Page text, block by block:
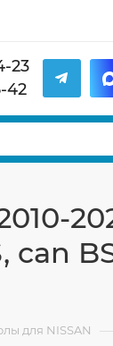
23
42
для NISSAN —